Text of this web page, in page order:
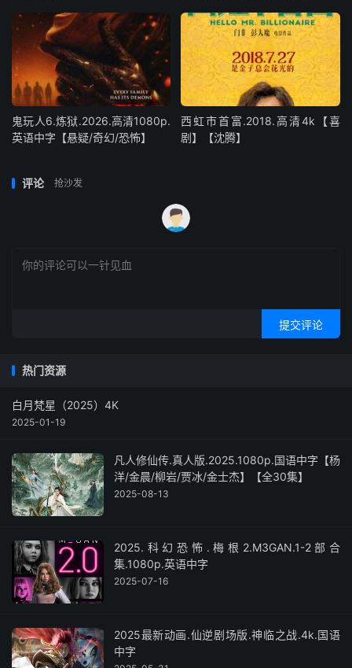
鬼玩人6.炼狱.2026.高清1080p.
英语中字【悬疑/奇幻/恐怖】
西虹市首富.2018.高清4k【喜
剧】【沈腾】
评论 抢沙发
提交评论
热门资源
白月梵星（2025）4K
2025-01-19
凡人修仙传.真人版.2025.1080p.国语中字【杨
洋/金晨/柳岩/贾冰/金士杰】【全30集】
2025-08-13
2025.科幻恐怖.梅根2.M3GAN.1-2部合
集.1080p.英语中字
2025-07-16
2025最新动画.仙逆剧场版.神临之战.4k.国语
中字